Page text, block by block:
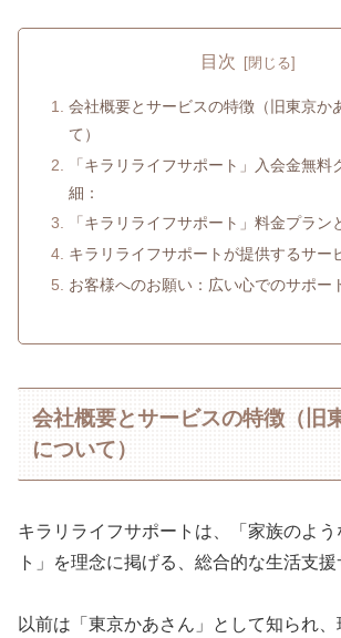
目次
会社概要とサービスの特徴（旧東京か
て）
「キラリライフサポート」入会金無料
細：
「キラリライフサポート」料金プラン
キラリライフサポートが提供するサー
お客様へのお願い：広い心でのサポー
会社概要とサービスの特徴（旧
について）
キラリライフサポートは、「家族のよ
ト」を理念に掲げる、総合的な生活支援
以前は「東京かあさん」として知られ